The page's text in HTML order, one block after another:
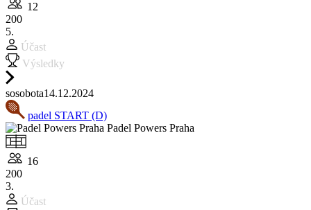
12
200
5.
Účast
Výsledky
sosobota14.12.2024
padel START (D)
Padel Powers Praha
16
200
3.
Účast